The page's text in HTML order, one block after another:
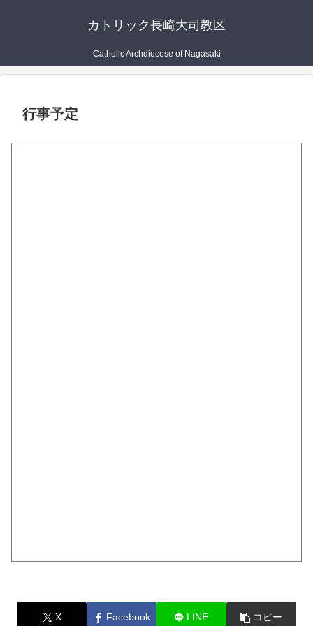
カトリック長崎大司教区
Catholic Archdiocese of Nagasaki
行事予定
X Facebook LINE コピー